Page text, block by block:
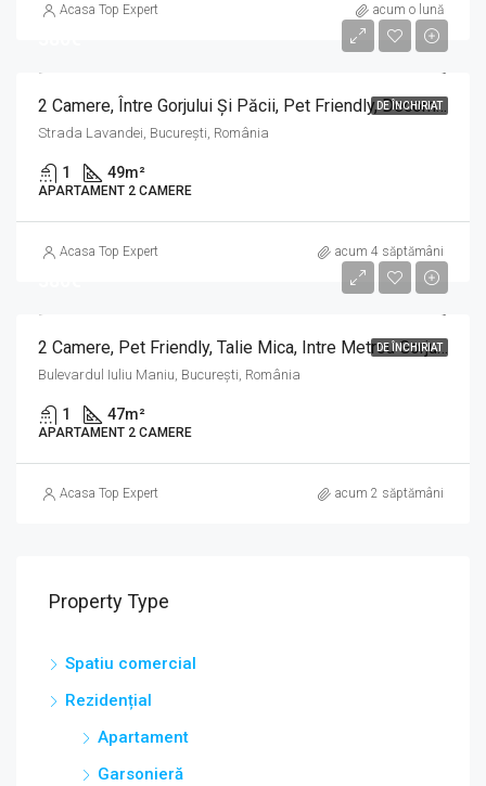
Acasa Top Expert acum o lună
DE ÎNCHIRIAT2 Camere, Între Gorjului Și Păcii, Pet Friendly, Decomandat, Strada Lavandei
Strada Lavandei, București, România
1 49m²
APARTAMENT 2 CAMERE
Acasa Top Expert acum 4 săptămâni
DE ÎNCHIRIAT2 Camere, Pet Friendly, Talie Mica, Intre Metrou Gorjului Si Pacii, Bld Iuliu Maniu,
Bulevardul Iuliu Maniu, București, România
1 47m²
APARTAMENT 2 CAMERE
Acasa Top Expert acum 2 săptămâni
Property Type
Spatiu comercial
Rezidențial
Apartament
Garsonieră